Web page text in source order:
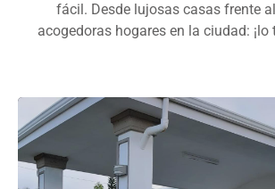
fácil. Desde lujosas casas frente
acogedoras hogares en la ciudad: ¡lo